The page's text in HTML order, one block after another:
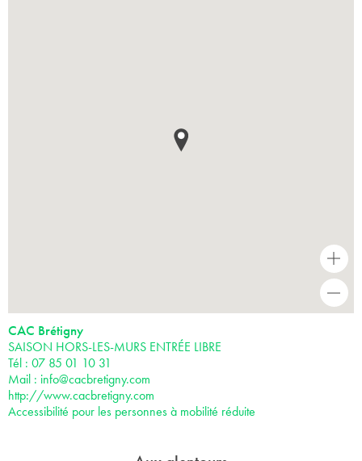
-
CAC Brétigny
SAISON HORS-LES-MURS ENTRÉE LIBRE
Tél : 07 85 01 10 31
Mail : info@cacbretigny.com
http://www.cacbretigny.com
Accessibilité pour les personnes à mobilité réduite